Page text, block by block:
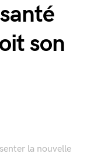
son
la nouvelle